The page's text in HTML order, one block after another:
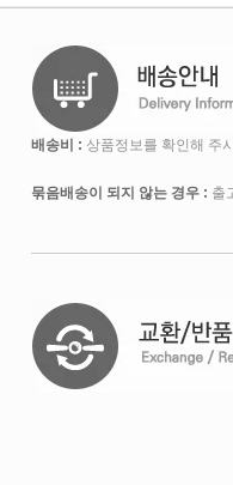
배송비 : 상품정보를 확인해 주
묶음배송이 되지 않는 경우 : 출